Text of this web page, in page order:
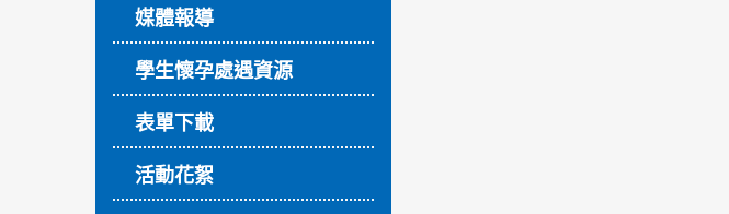
媒體報導
學生懷孕處遇資源
表單下載
活動花絮